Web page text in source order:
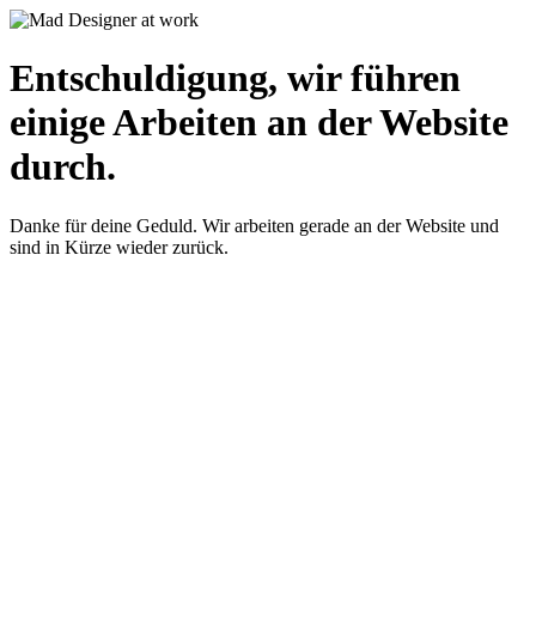
Entschuldigung, wir führen
einige Arbeiten an der Website
durch.
Danke für deine Geduld. Wir arbeiten gerade an der Website und
sind in Kürze wieder zurück.